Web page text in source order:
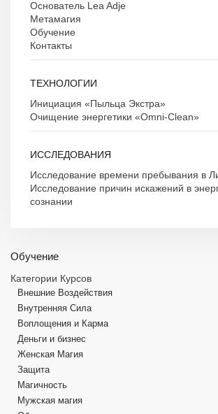
Основатель Lea Adje
Метамагия
Обучение
Контакты
ТЕХНОЛОГИИ
Инициация «Пыльца Экстра»
Очищение энергетики «Omni-Clean»
ИССЛЕДОВАНИЯ
Исследование времени пребывания в
Исследование причин искажений в
сознании
Обучение
Категории Курсов
Внешние Воздействия
Внутренняя Сила
Воплощения и Карма
Деньги и бизнес
Женская Магия
Защита
Магичность
Мужская магия